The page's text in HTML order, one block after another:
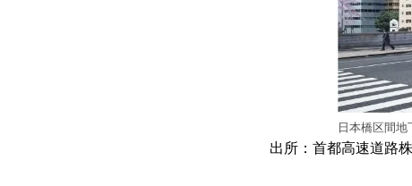
日本橋区間地
出所：首都高速道路